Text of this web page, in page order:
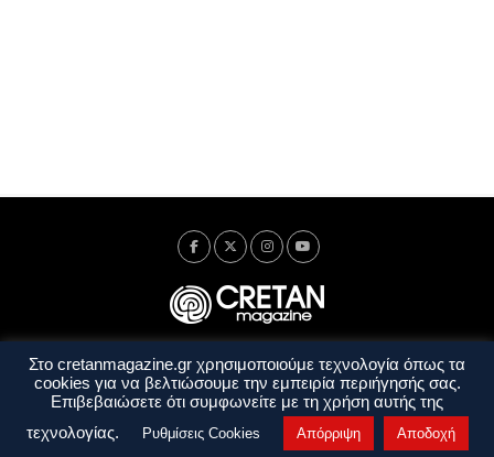
Ταυτότητα Πολιτική Απορρήτου
Όροι Χρήσης
Όροι και Προϋποθέσεις
Στο cretanmagazine.gr χρησιμοποιούμε τεχνολογία όπως τα
cookies για να βελτιώσουμε την εμπειρία περιήγησής σας.
Επιβεβαιώσετε ότι συμφωνείτε με τη χρήση αυτής της
τεχνολογίας.
Ρυθμίσεις Cookies Απόρριψη Αποδοχή